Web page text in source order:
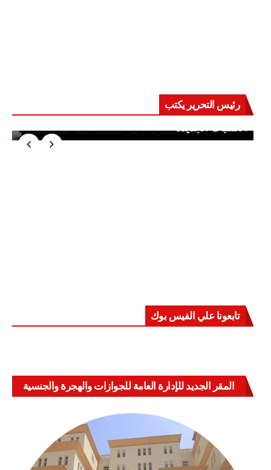
رئيس التحرير يكتب
حرب على العقول.. حادثة دمياط تكشف قواعد
تابعونا علي الفيس بوك
المقر الجديد للإدارة العامة للجوازات والهجرة والجنسية